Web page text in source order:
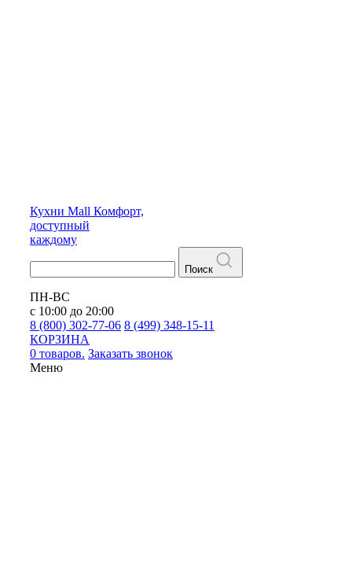
Кухни Mall Комфорт,
доступный
каждому
Поиск
ПН-ВС
с 10:00 до 20:00
8 (800) 302-77-06 8 (499) 348-15-11
КОРЗИНА
0 товаров. Заказать звонок
Меню